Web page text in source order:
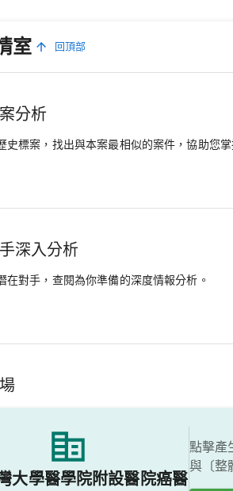
室 回頂部
分析
史標案，找出與本案最相似的案件，協助您
深入分析
在對手，查閱為你準備的深度情報分析。
大學醫學院附設醫院癌醫
點擊產
與〔整